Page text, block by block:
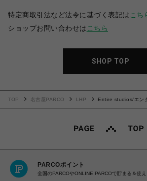
特定商取引法など法令に基づく表記は こち
ショップお問い合わせは こちら
SHOP TOP
TOP 名古屋PARCO LHP
Entire studios/エン
PARCOポイント
全国のPARCOやONLINE PARCOで貯まる＆使え